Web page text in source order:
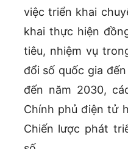
việc triển khai
khai thực hiện
tiêu, nhiệm vụ
đổi số quốc gia
đến năm 2030,
Chính phủ điện tử
Chiến lược phát